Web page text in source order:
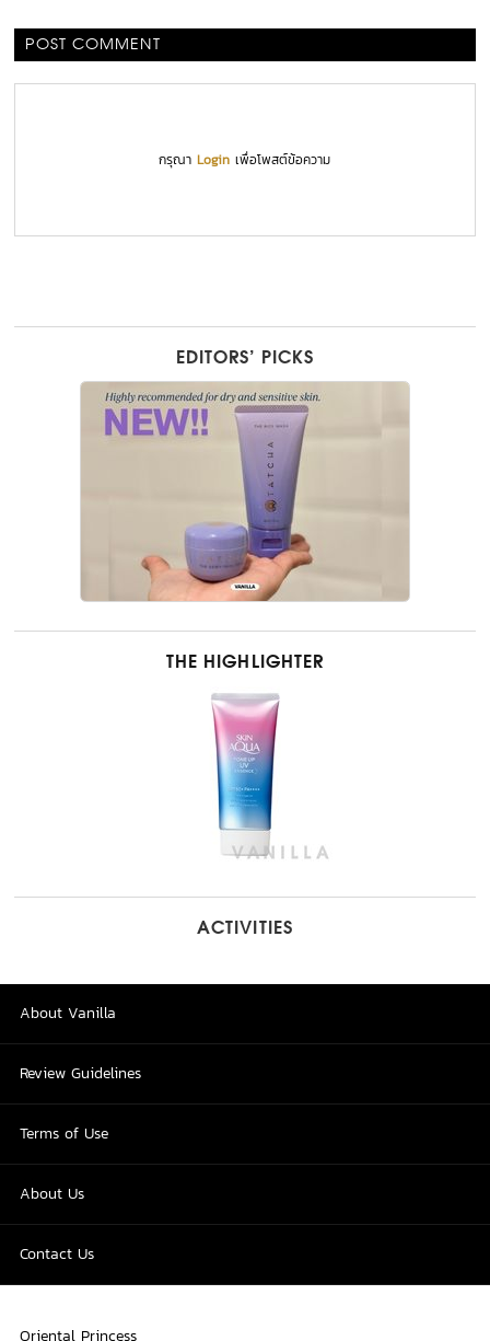
POST COMMENT
กรุณาLogin เพื่อโพสต์ข้อความ
EDITORS’ PICKS
THE HIGHLIGHTER
ACTIVITIES
About Vanilla
Review Guidelines
Terms of Use
About Us
Contact Us
Oriental Princess